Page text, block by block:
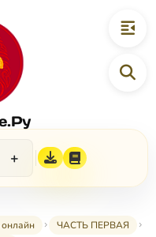
+
онлайн
ЧАСТЬ ПЕРВАЯ